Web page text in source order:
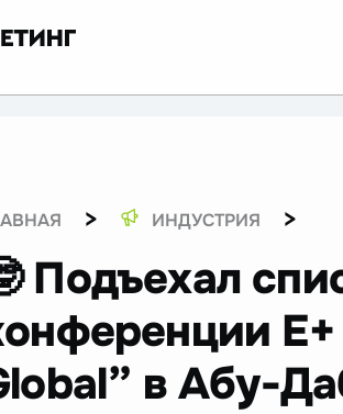
> ИНДУСТРИЯ >
Подъехал
в Абу-